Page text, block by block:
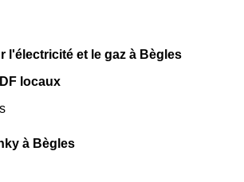
l'électricité et le gaz à Bègles
locaux
à Bègles